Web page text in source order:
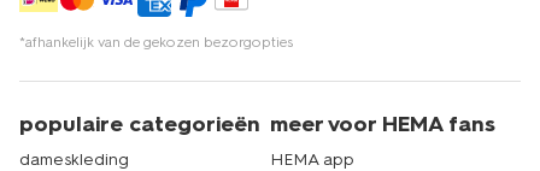
*afhankelijk van de gekozen bezorgopties
populaire categorieën
dameskleding
meer voor HEMA fans
HEMA app